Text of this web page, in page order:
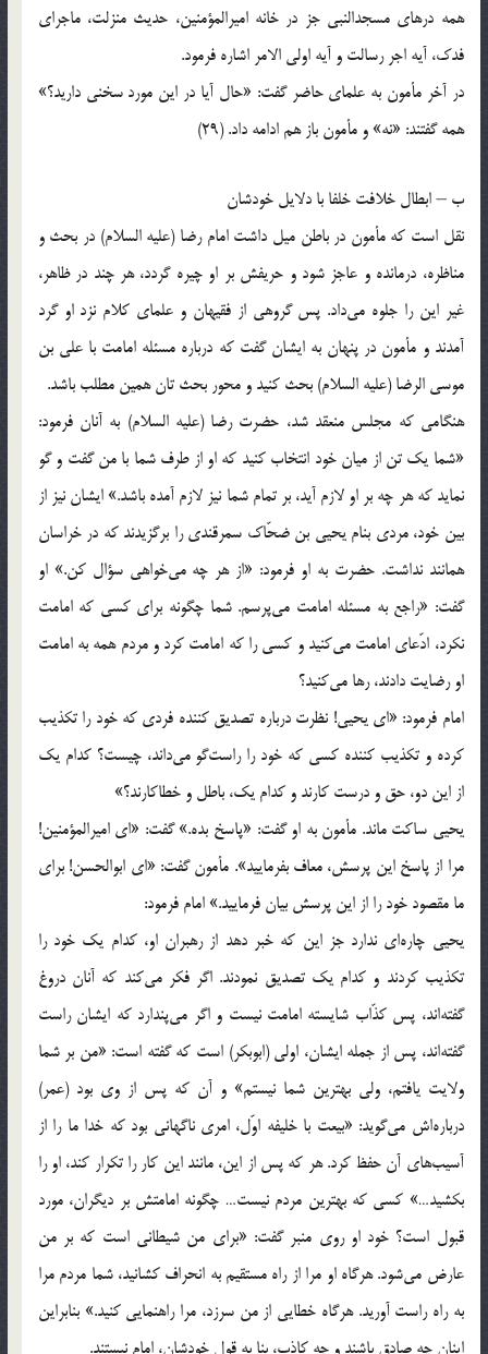
همه درهای مسجدالنبی جز در خانه امیرالمؤمنین، حدیث منزلت، ماجرای
فدک، آیه اجر رسالت و آیه اولی الامر اشاره فرمود.
در آخر مأمون به علمای حاضر گفت: «حال آیا در این مورد سخنی دارید؟»
همه گفتند: «نه» و مأمون باز هم ادامه داد. (29)
ب – ابطال خلافت خلفا با دلایل خودشان
نقل است که مأمون در باطن میل داشت امام رضا (علیه السلام) در بحث و
مناظره، درمانده و عاجز شود و حریفش بر او چیره گردد، هر چند در ظاهر،
غیر این را جلوه می‌داد. پس گروهی از فقیهان و علمای کلام نزد او گرد
آمدند و مأمون در پنهان به ایشان گفت که درباره مسئله امامت با علی بن
موسی الرضا (علیه السلام) بحث کنید و محور بحث تان همین مطلب باشد.
هنگامی که مجلس منعقد شد، حضرت رضا (علیه السلام) به آنان فرمود:
«شما یک تن از میان خود انتخاب کنید که او از طرف شما با من گفت و گو
نماید که هر چه بر او لازم آید، بر تمام شما نیز لازم آمده باشد.» ایشان نیز از
بین خود، مردی بنام یحیی بن ضحّاک سمرقندی را برگزیدند که در خراسان
همانند نداشت. حضرت به او فرمود: «از هر چه می‌خواهی سؤال کن.» او
گفت: «راجع به مسئله امامت می‌پرسم. شما چگونه برای کسی که امامت
نکرد، ادّعای امامت می‌کنید و کسی را که امامت کرد و مردم همه به امامت
او رضایت دادند، رها می‌کنید؟
امام فرمود: «ای یحیی! نظرت درباره تصدیق کننده فردی که خود را تکذیب
کرده و تکذیب کننده کسی که خود را راست‌گو می‌داند، چیست؟ کدام یک
از این دو، حق و درست کارند و کدام یک، باطل و خطاکارند؟»
یحیی ساکت ماند. مأمون به او گفت: «پاسخ بده.» گفت: «ای امیرالمؤمنین!
مرا از پاسخ این پرسش، معاف بفرمایید». مأمون گفت: «ای ابوالحسن! برای
ما مقصود خود را از این پرسش بیان فرمایید.» امام فرمود:
یحیی چاره‌ای ندارد جز این که خبر دهد از رهبران او، کدام یک خود را
تکذیب کردند و کدام یک تصدیق نمودند. اگر فکر می‌کند که آنان دروغ
گفته‌اند، پس کذّاب شایسته امامت نیست و اگر می‌پندارد که ایشان راست
گفته‌اند، پس از جمله ایشان، اولی (ابوبکر) است که گفته است: «من بر شما
ولایت یافتم، ولی بهترین شما نیستم» و آن که پس از وی بود (عمر)
درباره‌اش می‌گوید: «بیعت با خلیفه اوّل، امری ناگهانی بود که خدا ما را از
آسیب‌های آن حفظ کرد. هر که پس از این، مانند این کار را تکرار کند، او را
بکشید…» کسی که بهترین مردم نیست… چگونه امامتش بر دیگران، مورد
قبول است؟ خود او روی منبر گفت: «برای من شیطانی است که بر من
عارض می‌شود. هرگاه او مرا از راه مستقیم به انحراف کشانید، شما مردم مرا
به راه راست آورید. هرگاه خطایی از من سرزد، مرا راهنمایی کنید.» بنابراین